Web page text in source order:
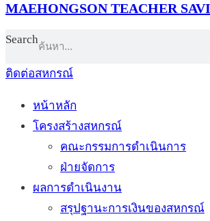
MAEHONGSON TEACHER
Search
ติดต่อสหกรณ์
หน้าหลัก
โครงสร้างสหกรณ์
คณะกรรมการดำเนินการ
ฝ่ายจัดการ
ผลการดำเนินงาน
สรุปฐานะการเงินของสหกรณ์